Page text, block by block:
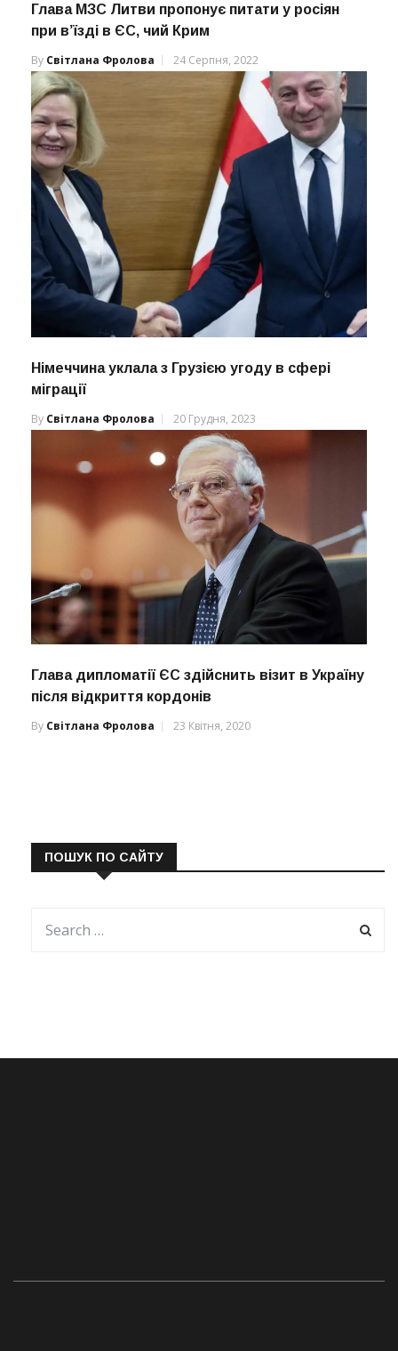
Глава МЗС Литви пропонує питати у росіян
при в’їзді в ЄС, чий Крим
By Світлана Фролова 24 Серпня, 2022
Німеччина уклала з Грузією угоду в сфері
міграції
By Світлана Фролова 20 Грудня, 2023
Глава дипломатії ЄС здійснить візит в Україну
після відкриття кордонів
By Світлана Фролова 23 Квітня, 2020
ПОШУК ПО САЙТУ